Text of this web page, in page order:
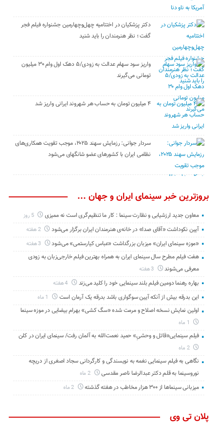
دکتر پزشکیان در اختتامیه چهل‌وچهارمین جشنواره فیلم فجر
گفت ؛ نظر هنرمندان را باید شنید
واریز سود سهام عدالت به زودی/۵ دهک اول وام ۳۰ میلیون
تومانی می‌گیرند
۴ میلیون تومان به حساب هر شهروند ایرانی واریز شد
سردار جوانی: رزمایش سهند ۲۰۲۵، موجب تقویت همکاری‌های
نظامی ایران با کشور‌های عضو شانگهای می‌شود
بروزترین خبر سینمای ایران و جهان ...
معاون جدید ارزشیابی و نظارت سینما : کار ما تنظیم‌گری است نه ممیزی 5 روز
آیین نکوداشت «آقای صدا» در خانه‌ی هنرمندان ایران برگزار می‌شود 2 هفته
«موزه سینمای ایران» میزبان بزرگداشت «عباس کیارستمی» می‌شود 3 هفته
هفت فیلم مطرح سال سینمای ایران به همراه بهترین فیلم خارجی‌زبان به زودی
معرفی می‌شوند
3 هفته
بهاره رهنما دومین فیلم بلند سینمایی خود را کلید می‌زند
این بدرقه بیش از آنکه آیین سوگواری باشد بدرقه یک آرمان است
اولین نمایش نسخه اصلاح و مرمت شده «سگ کشی» بهرام بیضایی در موزه سینما
فیلم سینمایی«قاتل و وحشیِ» حمید نعمت‌الله به آلمان رفت/ سینمای ایران در کلن
2 ماه
نگاهی به فیلم سینمایی نغمه به نویسندگی و کارگردانی سجاد اصغری از دریچه
نوروسینما به قلم دکتر عبدالرضا ناصر مقدسی
2 ماه
میزبانی سینماها از ۳۰۰ هزار مخاطب در هفته گذشته 2 ماه
پلان تی وی